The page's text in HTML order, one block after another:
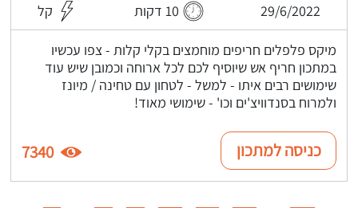
29/6/2022 10 דקות קל
מיקס פלפלים חריפים מוחמצים בקלי קלות - צפו עכשיו
במתכון חריף אש שיוסיף לכם לכל ארוחה וכמובן שיש עוד
שימושים רבים איתו - למשל - לטחון עם טחינה / מיונז
ולמרוח בסנדוויצ'ים וכו' - שימושי מאוד!
כניסה למתכון 7340